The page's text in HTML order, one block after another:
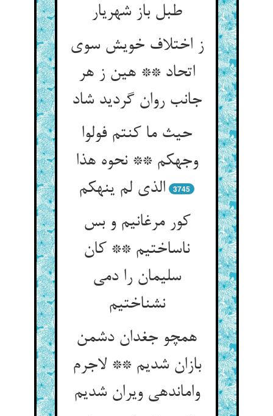
طبل باز شهریار
ز اختلاف خویش سوی
اتحاد ** هین ز هر
جانب روان گردید شاد
حیث ما کنتم فولوا
وجهکم ** نحوه هذا
الذی لم ینهکم‏
3745
کور مرغانیم و بس
ناساختیم ** کان
سلیمان را دمی
نشناختیم‏
همچو جغدان دشمن
بازان شدیم ** لاجرم
وامانده‏ی ویران شدیم‏